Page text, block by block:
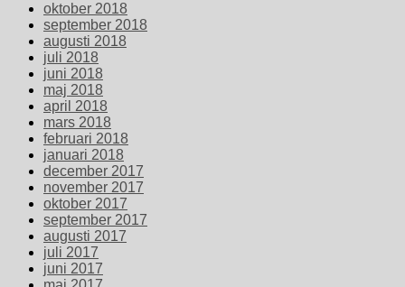
oktober 2018
september 2018
augusti 2018
juli 2018
juni 2018
maj 2018
april 2018
mars 2018
februari 2018
januari 2018
december 2017
november 2017
oktober 2017
september 2017
augusti 2017
juli 2017
juni 2017